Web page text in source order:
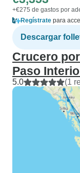
+€275 de gastos por
Regístrate para
Descargar
Crucero
Paso
5.0 (1